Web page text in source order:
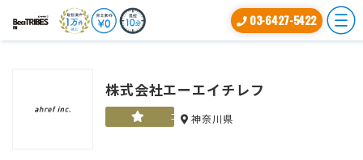
03-6427-5422
株式会社エーエイチレフ
ゴールド神奈川県